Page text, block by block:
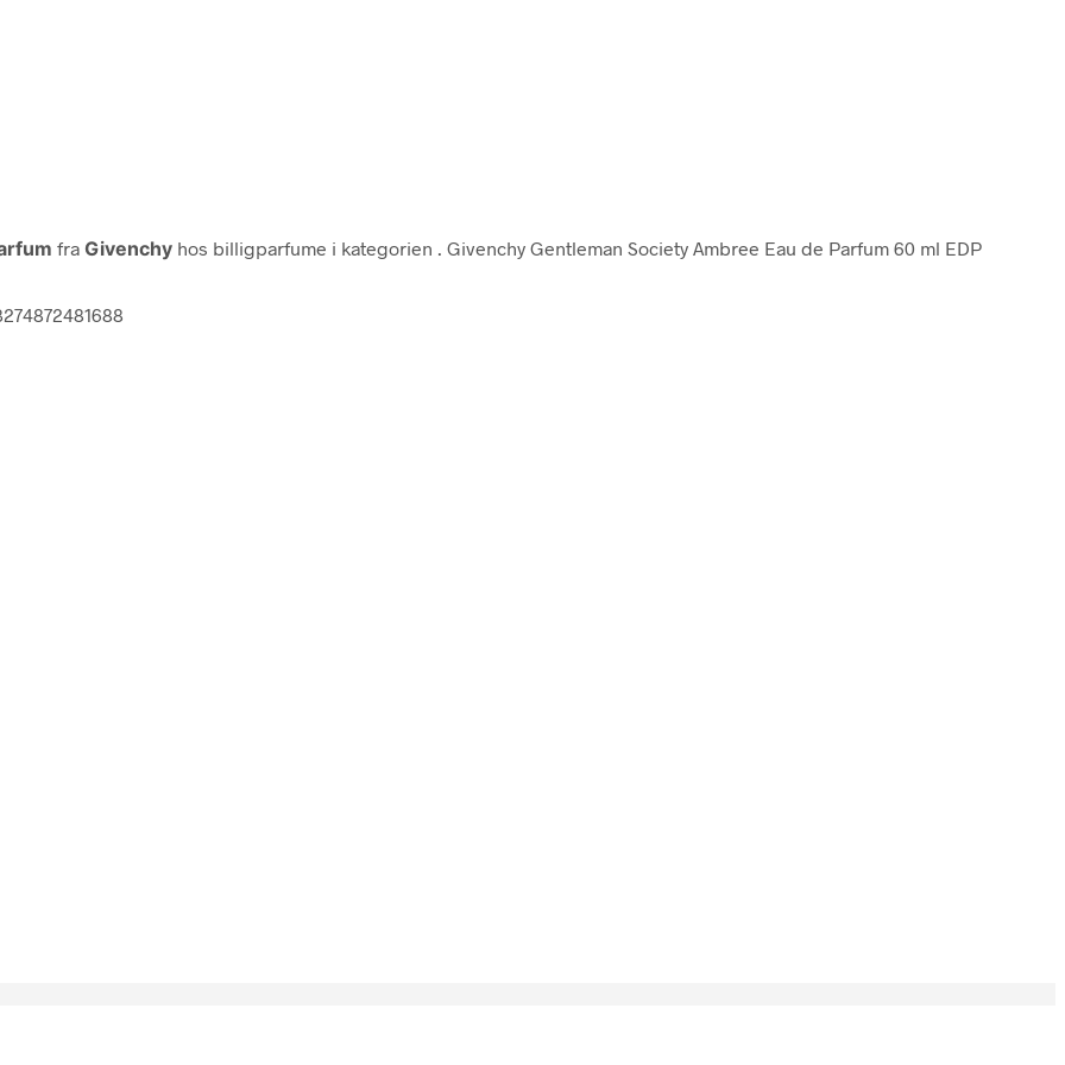
fra Givenchy hos billigparfume i kategorien . Givenchy Gentleman Society Ambree Eau de Parfum 60 ml EDP